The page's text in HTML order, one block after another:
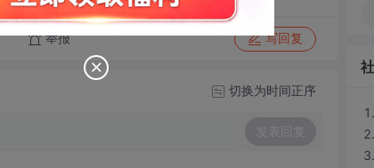
举报 写回复
切换为时间正序
发表回复